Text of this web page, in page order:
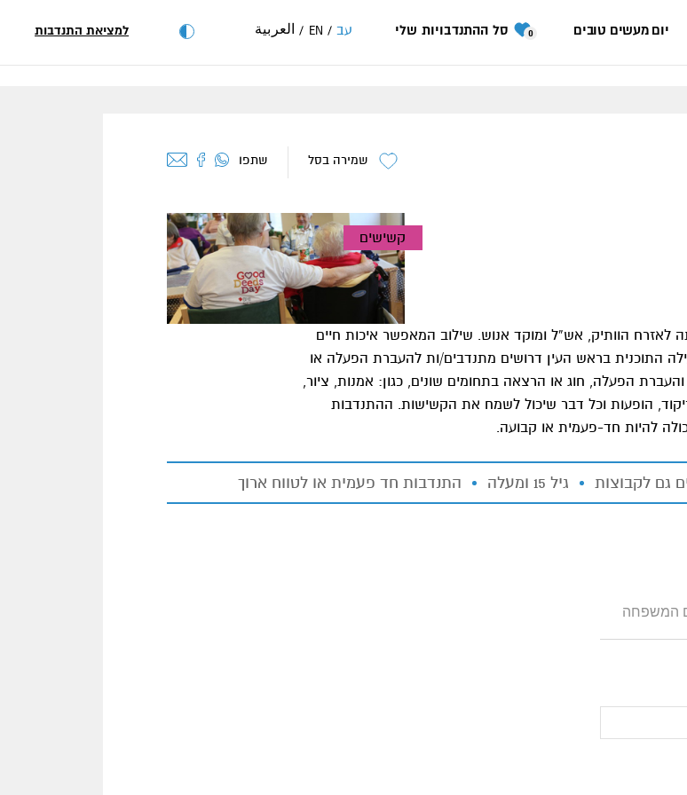
יום מעשים טובים 0 סל ההתנדבויות שלי עב EN العربية למציאת התנדבות
שמירה בסל שתפו
קשישים
לאזרח הוותיק, אש”ל ומוקד אנוש. שילוב המאפשר איכות חיים
התוכנית בראש העין דרושים מתנדבים/ות להעברת הפעלה או
הפעלה, חוג או הרצאה בתחומים שונים, כגון: אמנות, ציור,
הופעות וכל דבר שיכול לשמח את הקשישות. ההתנדבות
גם לקבוצות גיל 15 ומעלה התנדבות חד פעמית או לטווח ארוך
המשפחה